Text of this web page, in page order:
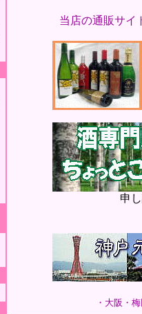
当店の通販サイ
申
・大阪・